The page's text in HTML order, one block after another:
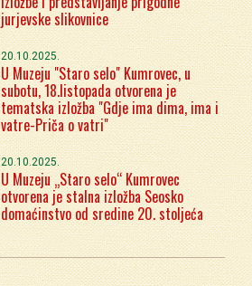
jurjevske slikovnice
20.10.2025.
U Muzeju "Staro selo" Kumrovec, u
subotu, 18.listopada otvorena je
tematska izložba "Gdje ima dima, ima i
vatre-Priča o vatri"
20.10.2025.
U Muzeju „Staro selo“ Kumrovec
otvorena je stalna izložba Seosko
domaćinstvo od sredine 20. stoljeća